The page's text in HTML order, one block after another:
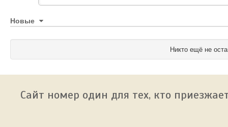
Новые
Никто ещё не
Сайт номер один для тех, кто